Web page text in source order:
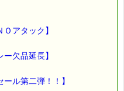
スキュージェル
***********
アタック】
欠品延長】
ル第二弾！！】